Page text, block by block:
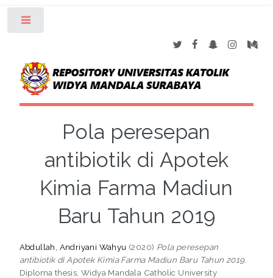
Pola peresepan
antibiotik di Apotek
Kimia Farma Madiun
Baru Tahun 2019
Abdullah, Andriyani Wahyu (2020) Pola peresepan
antibiotik di Apotek Kimia Farma Madiun Baru Tahun 2019.
Diploma thesis, Widya Mandala Catholic University